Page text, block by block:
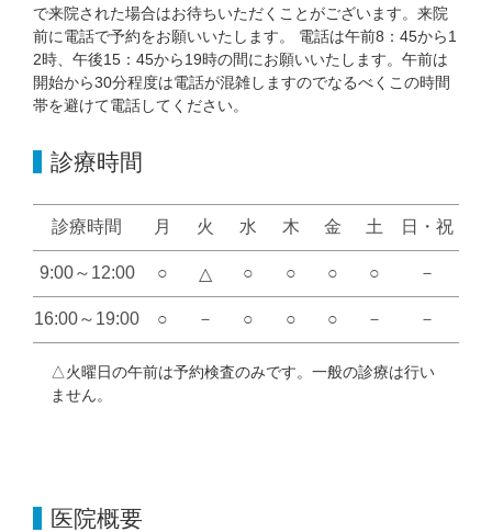
で来院された場合はお待ちいただくことがございます。来院
前に電話で予約をお願いいたします。 電話は午前8：45から1
2時、午後15：45から19時の間にお願いいたします。午前は
開始から30分程度は電話が混雑しますのでなるべくこの時間
帯を避けて電話してください。
診療時間
診療時間 月 火 水 木 金 土 日・祝
9:00～12:00 ○ △ ○ ○ ○ ○ －
16:00～19:00 ○ － ○ ○ ○ － －
△火曜日の午前は予約検査のみです。一般の診療は行い
ません。
医院概要